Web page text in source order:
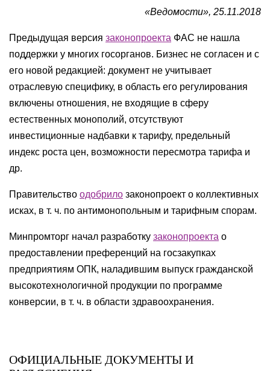
«Ведомости», 25.11.2018
Предыдущая версия законопроекта ФАС не нашла
поддержки у многих госорганов. Бизнес не согласен и с
его новой редакцией: документ не учитывает
отраслевую специфику, в область его регулирования
включены отношения, не входящие в сферу
естественных монополий, отсутствуют
инвестиционные надбавки к тарифу, предельный
индекс роста цен, возможности пересмотра тарифа и
др.
Правительство одобрило законопроект о коллективных
исках, в т. ч. по антимонопольным и тарифным спорам.
Минпромторг начал разработку законопроекта о
предоставлении преференций на госзакупках
предприятиям ОПК, наладившим выпуск гражданской
высокотехнологичной продукции по программе
конверсии, в т. ч. в области здравоохранения.
ОФИЦИАЛЬНЫЕ ДОКУМЕНТЫ И